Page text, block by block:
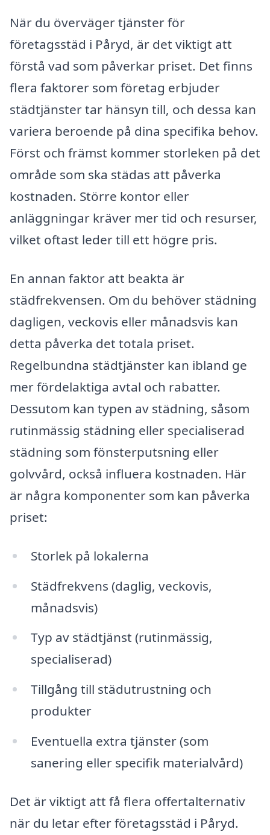
När du överväger tjänster för
företagsstäd i Påryd, är det viktigt att
förstå vad som påverkar priset. Det finns
flera faktorer som företag erbjuder
städtjänster tar hänsyn till, och dessa kan
variera beroende på dina specifika behov.
Först och främst kommer storleken på det
område som ska städas att påverka
kostnaden. Större kontor eller
anläggningar kräver mer tid och resurser,
vilket oftast leder till ett högre pris.
En annan faktor att beakta är
städfrekvensen. Om du behöver städning
dagligen, veckovis eller månadsvis kan
detta påverka det totala priset.
Regelbundna städtjänster kan ibland ge
mer fördelaktiga avtal och rabatter.
Dessutom kan typen av städning, såsom
rutinmässig städning eller specialiserad
städning som fönsterputsning eller
golvvård, också influera kostnaden. Här
är några komponenter som kan påverka
priset:
Storlek på lokalerna
Städfrekvens (daglig, veckovis,
månadsvis)
Typ av städtjänst (rutinmässig,
specialiserad)
Tillgång till städutrustning och
produkter
Eventuella extra tjänster (som
sanering eller specifik materialvård)
Det är viktigt att få flera offertalternativ
när du letar efter företagsstäd i Påryd.